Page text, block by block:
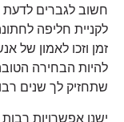
חשוב לגברים לדעת
לקניית חליפה לחתונה
זמן וזכו לאמון של
להיות הבחירה
שתחזיק לך שנים
ישנן אפשרויות